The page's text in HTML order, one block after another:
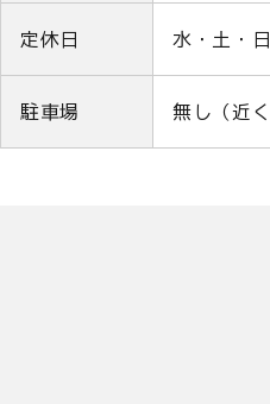
定休日 水・土・
駐車場 無し（近